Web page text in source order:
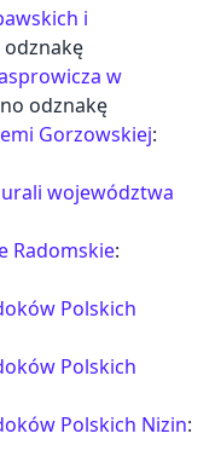
i
odznakę
w
odznakę
Gorzowskiej:
województwa
Radomskie:
Polskich
Polskich
Polskich Nizin: